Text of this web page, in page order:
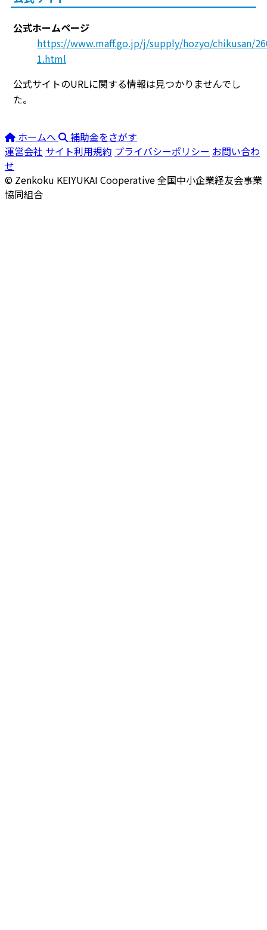
公式ホームページ
https://www.maff.go.jp/j/supply/hozyo/chikusan/
1.html
公式サイトのURLに関する情報は見つかりませんでし
た。
ホームへ
補助金をさがす
運営会社 サイト利用規約 プライバシーポリシー お問い合わ
せ
© Zenkoku KEIYUKAI Cooperative全国中小企業経友会事業
協同組合